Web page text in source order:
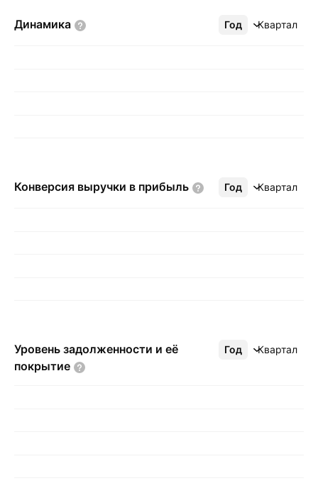
Динамика Год Квартал
Ещё
Конверсия выручки в прибыль Год Квартал
Ещё
Уровень задолженности и её
покрытие
Год Квартал
Ещё